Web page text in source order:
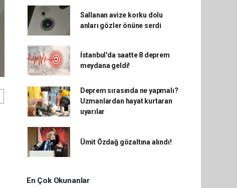
Sallanan avize korku dolu
anları gözler önüne serdi
İstanbul'da saatte 8 deprem
meydana geldi!
Deprem sırasında ne yapmalı?
Uzmanlardan hayat kurtaran
uyarılar
Ümit Özdağ gözaltına alındı!
En Çok Okunanlar